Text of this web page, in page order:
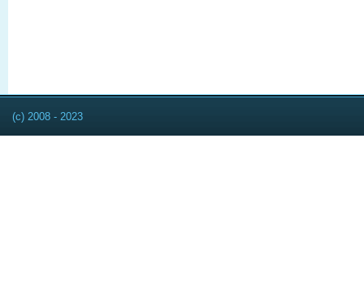
(c) 2008 - 2023